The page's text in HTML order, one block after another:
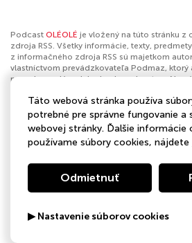
Podcast OLÉOLÉ je vložený na túto stránku z
zdroja RSS. Všetky informácie, texty,
z informačného zdroja RSS sú majetkom
vlastníctvom prevádzkovateľa Podmaz, ktorý
nezodpovedá za ich obsah podcastov. Ak
obsah. Ak je toto tvoj podcast a chceš získať
klikni sem.
Autor:BAUER MEDIA Slovakia
Kategórie:
Táto webová stránka používa
potrebné pre správne fungovanie a
webovej stránky. Ďalšie informácie
používame súbory cookies, nájdete
Odmietnuť
▶ Nastavenie súborov cookies